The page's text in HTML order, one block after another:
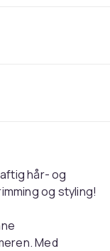
hår- og
og styling!
Med